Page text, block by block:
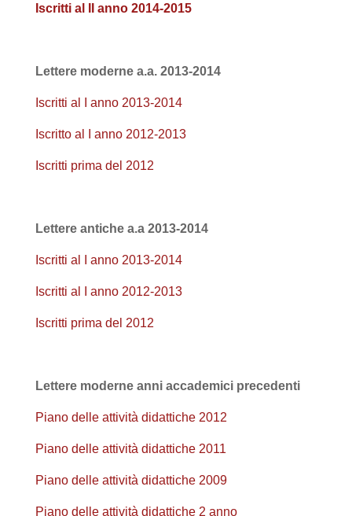
Iscritti al II anno 2014-2015
Lettere moderne a.a. 2013-2014
Iscritti al I anno 2013-2014
Iscritto al I anno 2012-2013
Iscritti prima del 2012
Lettere antiche a.a 2013-2014
Iscritti al I anno 2013-2014
Iscritti al I anno 2012-2013
Iscritti prima del 2012
Lettere moderne anni accademici precedenti
Piano delle attività didattiche 2012
Piano delle attività didattiche 2011
Piano delle attività didattiche 2009
Piano delle attività didattiche 2 anno